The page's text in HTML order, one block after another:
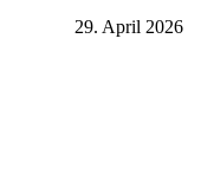
29. April 2026